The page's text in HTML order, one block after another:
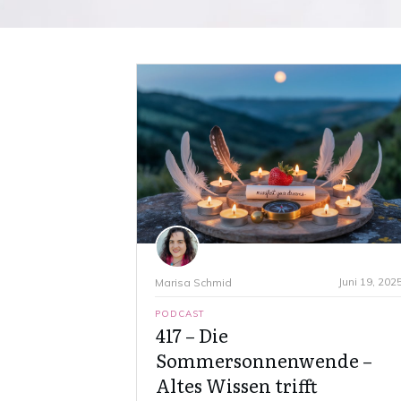
Marisa Schmid Juni 19,
PODCAST
417 – Die
Sommersonnenwende –
Altes Wissen trifft